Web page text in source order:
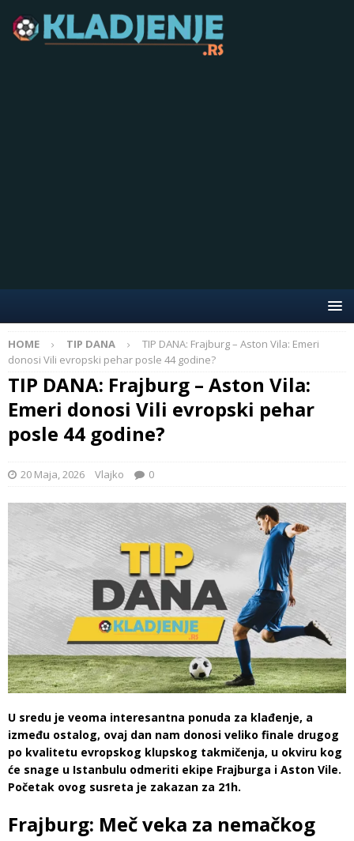
HOME TIP DANA
TIP DANA: Frajburg – Aston Vila: Emeri
donosi Vili evropski pehar posle 44 godine?
TIP DANA: Frajburg – Aston Vila:
Emeri donosi Vili evropski pehar
posle 44 godine?
20 Maja, 2026 Vlajko 0
U sredu je veoma interesantna ponuda za klađenje, a
između ostalog, ovaj dan nam donosi veliko finale drugog
po kvalitetu evropskog klupskog takmičenja, u okviru kog
će snage u Istanbulu odmeriti ekipe Frajburga i Aston Vile.
Početak ovog susreta je zakazan za 21h.
Frajburg: Meč veka za nemačkog